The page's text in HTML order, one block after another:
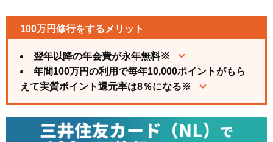
100万円修行をするメリット
翌年以降の年会費が永年無料※
年間100万円の利用で毎年10,000ポイントがもら
えて実質ポイント還元率は8％になる※